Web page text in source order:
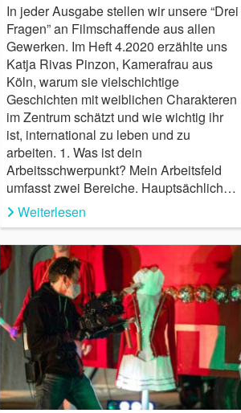
In jeder Ausgabe stellen wir unsere “Drei
Fragen” an Filmschaffende aus allen
Gewerken. Im Heft 4.2020 erzählte uns
Katja Rivas Pinzon, Kamerafrau aus
Köln, warum sie vielschichtige
Geschichten mit weiblichen Charakteren
im Zentrum schätzt und wie wichtig ihr
ist, international zu leben und zu
arbeiten. 1. Was ist dein
Arbeitsschwerpunkt? Mein Arbeitsfeld
umfasst zwei Bereiche. Hauptsächlich…
Weiterlesen